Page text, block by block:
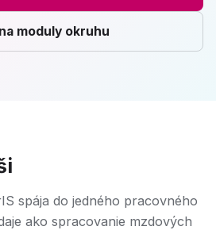
moduly okruhu
spája do jedného pracovného
ako spracovanie mzdových